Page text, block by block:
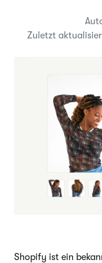
Zuletzt
Shopify ist ein